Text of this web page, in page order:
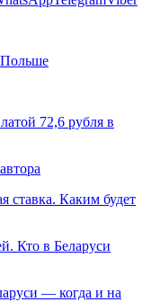
72,6 рубля в
ставка. Каким будет
Кто в Беларуси
— когда и на